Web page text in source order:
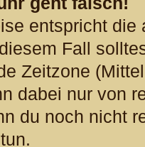
entspricht
Fall
Zeitzone
dabei nur von
du noch nicht